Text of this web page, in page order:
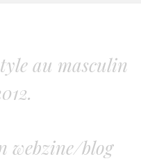
au masculin
webzine/blog